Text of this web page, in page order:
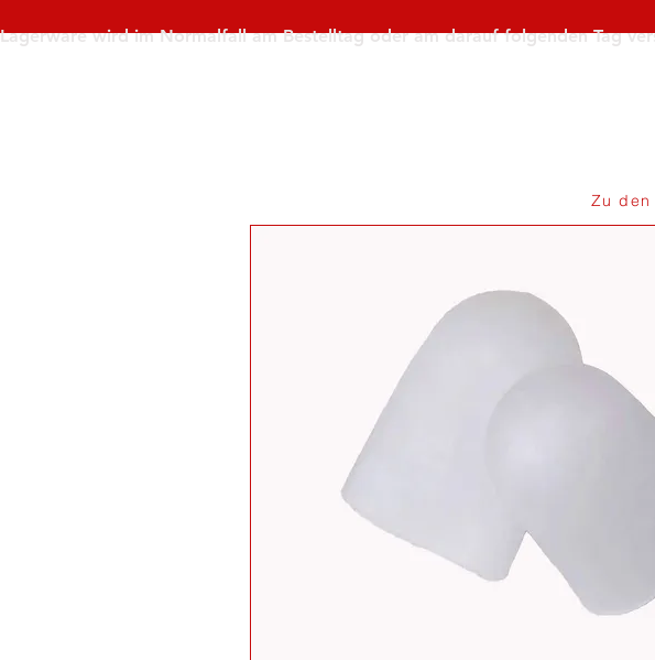
Lagerware wird im Normalfall am Bestelltag oder am darauf folgenden Tag
Zu den